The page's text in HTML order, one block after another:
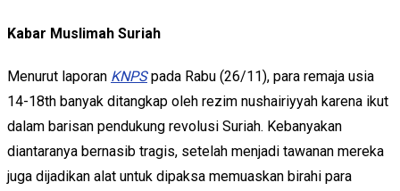
Kabar Muslimah Suriah
Menurut laporan KNPSpada Rabu (26/11), para remaja usia
14-18th banyak ditangkap oleh rezim nushairiyyah karena ikut
dalam barisan pendukung revolusi Suriah. Kebanyakan
diantaranya bernasib tragis, setelah menjadi tawanan mereka
juga dijadikan alat untuk dipaksa memuaskan birahi para